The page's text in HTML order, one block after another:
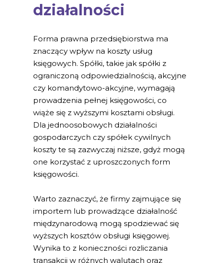
działalności
Forma prawna przedsiębiorstwa ma
znaczący wpływ na koszty usług
księgowych. Spółki, takie jak spółki z
ograniczoną odpowiedzialnością, akcyjne
czy komandytowo-akcyjne, wymagają
prowadzenia pełnej księgowości, co
wiąże się z wyższymi kosztami obsługi.
Dla jednoosobowych działalności
gospodarczych czy spółek cywilnych
koszty te są zazwyczaj niższe, gdyż mogą
one korzystać z uproszczonych form
księgowości.
Warto zaznaczyć, że firmy zajmujące się
importem lub prowadzące działalność
międzynarodową mogą spodziewać się
wyższych kosztów obsługi księgowej.
Wynika to z konieczności rozliczania
transakcji w różnych walutach oraz